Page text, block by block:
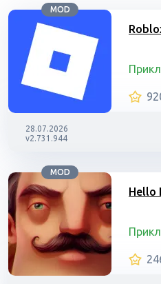
MOD
28.07.2026
v2.731.944
MOD
Hello